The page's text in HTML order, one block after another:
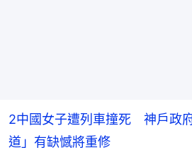
2中國女子遭列車撞死 神戶政
道」有缺憾將重修